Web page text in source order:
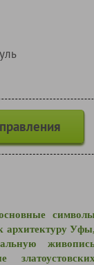
архитектуру